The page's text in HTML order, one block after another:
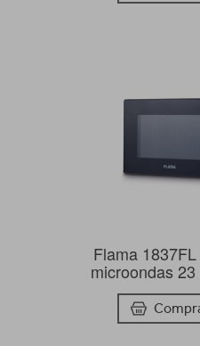
Flama
microondas